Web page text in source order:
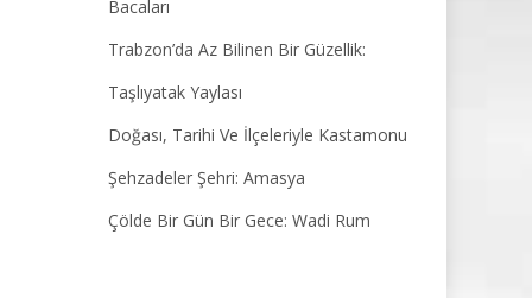
Bacaları
Trabzon’da Az Bilinen Bir Güzellik:
Taşlıyatak Yaylası
Doğası, Tarihi Ve İlçeleriyle Kastamonu
Şehzadeler Şehri: Amasya
Çölde Bir Gün Bir Gece: Wadi Rum